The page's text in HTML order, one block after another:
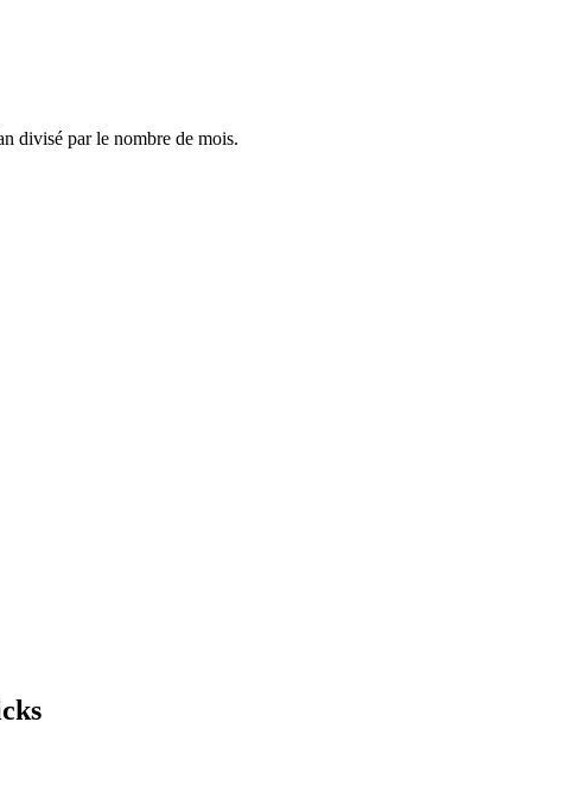
divisé par le nombre de mois.